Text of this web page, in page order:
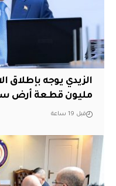
الزيدي يوجه بإطلاق
مليون قطعة أرض
قبل 19 ساعة